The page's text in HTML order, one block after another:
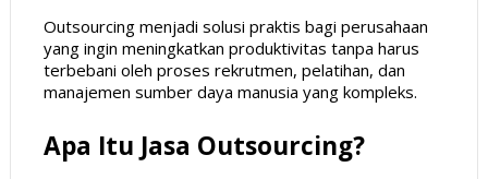
Outsourcing menjadi solusi praktis bagi perusahaan
yang ingin meningkatkan produktivitas tanpa harus
terbebani oleh proses rekrutmen, pelatihan, dan
manajemen sumber daya manusia yang kompleks.
Apa Itu Jasa Outsourcing?